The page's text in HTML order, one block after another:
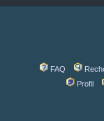
FAQ
Profil